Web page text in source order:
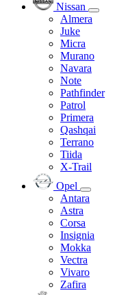
Nissan
Almera
Juke
Micra
Murano
Navara
Note
Pathfinder
Patrol
Primera
Qashqai
Terrano
Tiida
X-Trail
Opel
Antara
Astra
Corsa
Insignia
Mokka
Vectra
Vivaro
Zafira